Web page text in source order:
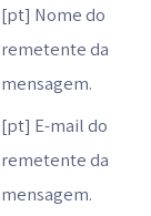
[pt] Nome do
remetente da
mensagem.
[pt] E-mail do
remetente da
mensagem.